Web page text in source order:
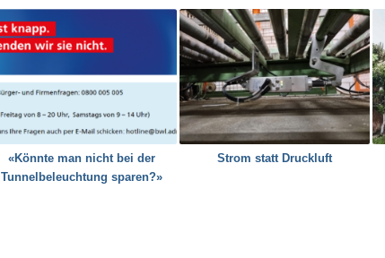
«Könnte man nicht bei der
Tunnelbeleuchtung sparen?»
Strom statt Druckluft